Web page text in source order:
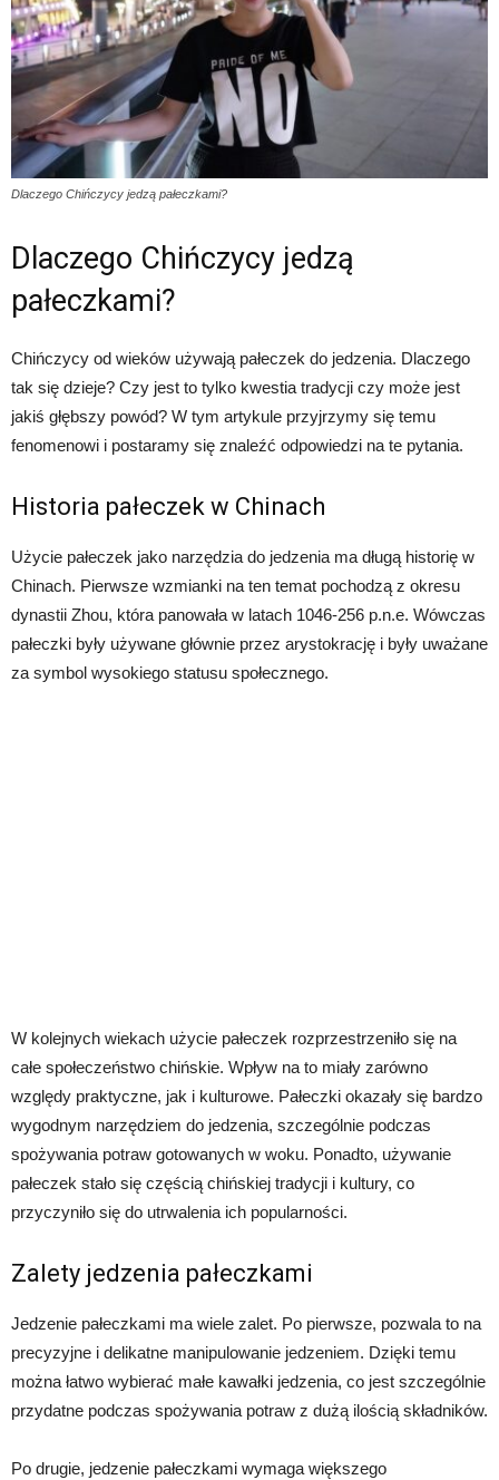
Dlaczego Chińczycy jedzą pałeczkami?
Dlaczego Chińczycy jedzą
pałeczkami?
Chińczycy od wieków używają pałeczek do jedzenia. Dlaczego
tak się dzieje? Czy jest to tylko kwestia tradycji czy może jest
jakiś głębszy powód? W tym artykule przyjrzymy się temu
fenomenowi i postaramy się znaleźć odpowiedzi na te pytania.
Historia pałeczek w Chinach
Użycie pałeczek jako narzędzia do jedzenia ma długą historię w
Chinach. Pierwsze wzmianki na ten temat pochodzą z okresu
dynastii Zhou, która panowała w latach 1046-256 p.n.e. Wówczas
pałeczki były używane głównie przez arystokrację i były uważane
za symbol wysokiego statusu społecznego.
W kolejnych wiekach użycie pałeczek rozprzestrzeniło się na
całe społeczeństwo chińskie. Wpływ na to miały zarówno
względy praktyczne, jak i kulturowe. Pałeczki okazały się bardzo
wygodnym narzędziem do jedzenia, szczególnie podczas
spożywania potraw gotowanych w woku. Ponadto, używanie
pałeczek stało się częścią chińskiej tradycji i kultury, co
przyczyniło się do utrwalenia ich popularności.
Zalety jedzenia pałeczkami
Jedzenie pałeczkami ma wiele zalet. Po pierwsze, pozwala to na
precyzyjne i delikatne manipulowanie jedzeniem. Dzięki temu
można łatwo wybierać małe kawałki jedzenia, co jest szczególnie
przydatne podczas spożywania potraw z dużą ilością składników.
Po drugie, jedzenie pałeczkami wymaga większego